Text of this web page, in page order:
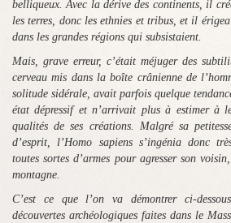
belliqueux. Avec la dérive des continents, il
les terres, donc les ethnies et tribus, et il
dans les grandes régions qui subsistaient.
Mais, grave erreur, c’était méjuger des
cerveau mis dans la boîte crânienne de
solitude sidérale, avait parfois quelque
état dépressif et n’arrivait plus à estimer à
qualités de ses créations. Malgré sa
d’esprit, l’Homo sapiens s’ingénia donc
toutes sortes d’armes pour agresser son
montagne.
C’est ce que l’on va démontrer ci-
découvertes archéologiques faites dans le